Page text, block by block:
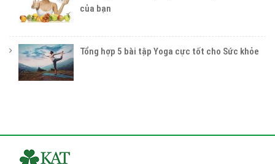
của bạn
Tổng hợp 5 bài tập Yoga cực tốt cho Sức khỏe